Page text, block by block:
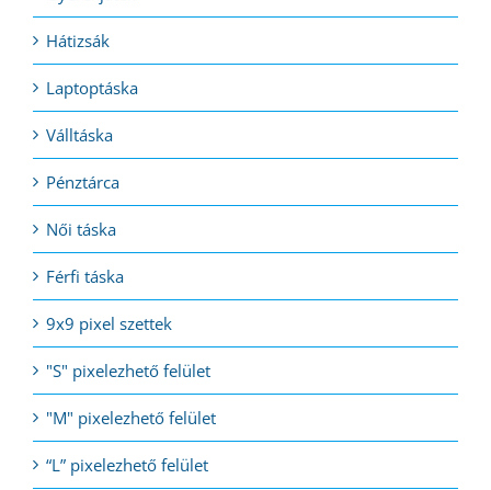
Hátizsák
Laptoptáska
Válltáska
Pénztárca
Női táska
Férfi táska
9x9 pixel szettek
"S" pixelezhető felület
"M" pixelezhető felület
“L” pixelezhető felület